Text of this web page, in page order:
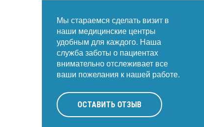
Мы стараемся сделать визит в
наши медицинские центры
удобным для каждого. Наша
служба заботы о пациентах
внимательно отслеживает все
ваши пожелания к нашей работе.
ОСТАВИТЬ ОТЗЫВ